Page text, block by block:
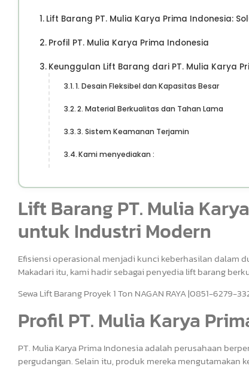
Lift Barang PT. Mulia Karya Prima Indonesia:
Profil PT. Mulia Karya Prima Indonesia
Keunggulan Lift Barang dari PT. Mulia Karya
1. Desain Fleksibel dan Kapasitas Besar
2. Material Berkualitas dan Tahan Lama
3. Sistem Keamanan Terjamin
Kami menyediakan :
Lift Barang PT. Mulia
untuk Industri Modern
Efisiensi operasional menjadi kunci keberhasilan dalam
Makadari itu, kami hadir sebagai penyedia lift barang
Sewa Lift Barang Proyek 1 Ton NAGAN RAYA |0851-6279-
Profil PT. Mulia Karya
PT. Mulia Karya Prima Indonesia adalah perusahaan
pergudangan. Selain itu, produk mereka mengutamakan